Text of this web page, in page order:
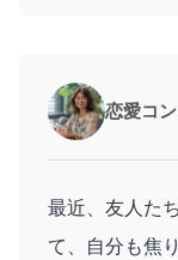
恋愛コ
最近、友人た
て、自分も焦